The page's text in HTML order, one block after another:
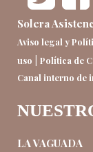
Solera
Aviso legal y
uso
Política de
Canal interno de
LA VAGUADA